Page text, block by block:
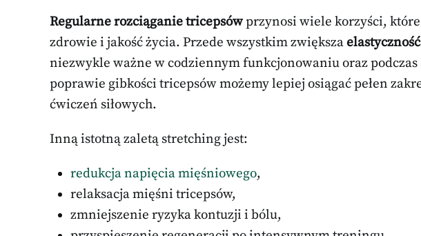
Regularne rozciąganie tricepsówprzynosi wiele korzyści,
zdrowie i jakość życia. Przede wszystkim zwiększaelastyczność
niezwykle ważne w codziennym funkcjonowaniu oraz
poprawie gibkości tricepsów możemy lepiej osiągać pełen
ćwiczeń siłowych.
Inną istotną zaletą stretching jest:
redukcja napięcia mięśniowego,
relaksacja mięśni tricepsów,
zmniejszenie ryzyka kontuzji i bólu,